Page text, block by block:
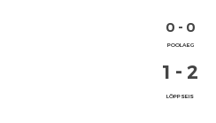
0 - 0
POOLAEG
1 - 2
LÕPPSEIS